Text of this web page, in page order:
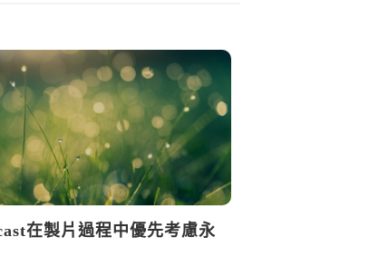
在製片過程中優先考慮永